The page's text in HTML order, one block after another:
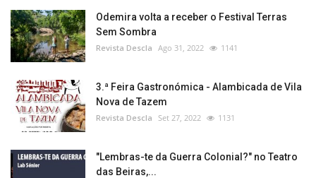
Odemira volta a receber o Festival Terras
Sem Sombra
Revista Descla Ago 31, 2022 1141
3.ª Feira Gastronómica - Alambicada de Vila
Nova de Tazem
Revista Descla Set 27, 2022 1131
"Lembras-te da Guerra Colonial?" no Teatro
das Beiras,...